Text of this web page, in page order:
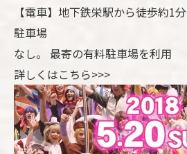
【電車】地下鉄栄駅から徒歩約1分
駐車場
なし。 最寄の有料駐車場を利用
詳しくはこちら>>>